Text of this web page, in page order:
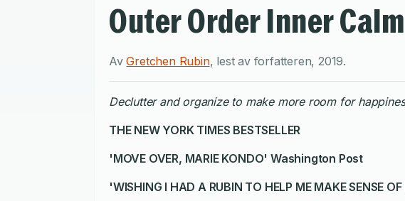
Outer Order Inner Calm
AvGretchen Rubin, lest av forfatteren,2019.
declutter and organize to make more room for
THE NEW YORK TIMES BESTSELLER
'MOVE OVER, MARIE KONDO' Washington Post
'WISHING I HAD A RUBIN TO HELP ME MAKE SENSE